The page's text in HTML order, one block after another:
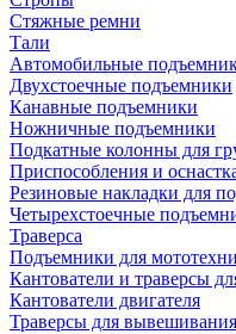
Стяжные ремни
Тали
Автомобильные
Двухстоечные подъемники
Канавные подъемники
Ножничные подъемники
Подкатные колонны для
Приспособления и
Резиновые накладки для
Четырехстоечные
Траверса
Подъемники для
Кантователи и траверсы
Кантователи двигателя
Траверсы для